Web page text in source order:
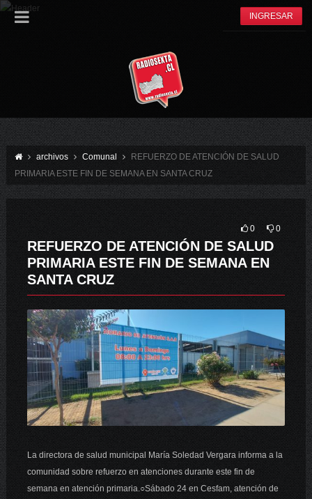
INGRESAR
archivos Comunal
REFUERZO DE ATENCIÓN DE SALUD
PRIMARIA ESTE FIN DE SEMANA EN SANTA CRUZ
0 0
REFUERZO DE ATENCIÓN DE SALUD
PRIMARIA ESTE FIN DE SEMANA EN
SANTA CRUZ
La directora de salud municipal María Soledad Vergara informa a la
comunidad sobre refuerzo en atenciones durante este fin de
semana en atención primaria. ○Sábado 24 en Cesfam, atención de